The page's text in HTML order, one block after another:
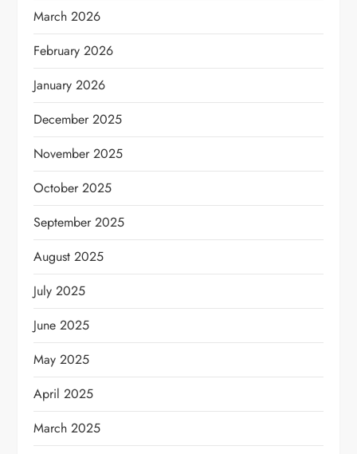
March 2026
February 2026
January 2026
December 2025
November 2025
October 2025
September 2025
August 2025
July 2025
June 2025
May 2025
April 2025
March 2025